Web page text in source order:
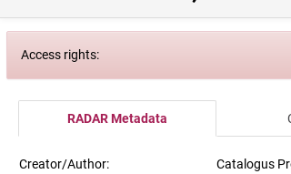
Access rights:
RADAR Metadata
Creator/Author: Catalogus